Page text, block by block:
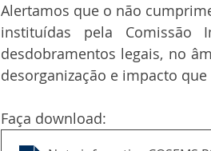
Alertamos que o não
instituídas pela Comissão
desdobramentos legais, no
desorganização e impacto
Faça download: